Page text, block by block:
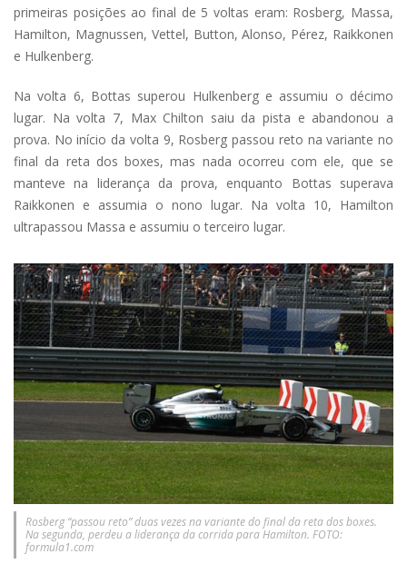
primeiras posições ao final de 5 voltas eram: Rosberg, Massa,
Hamilton, Magnussen, Vettel, Button, Alonso, Pérez, Raikkonen
e Hulkenberg.
Na volta 6, Bottas superou Hulkenberg e assumiu o décimo
lugar. Na volta 7, Max Chilton saiu da pista e abandonou a
prova. No início da volta 9, Rosberg passou reto na variante no
final da reta dos boxes, mas nada ocorreu com ele, que se
manteve na liderança da prova, enquanto Bottas superava
Raikkonen e assumia o nono lugar. Na volta 10, Hamilton
ultrapassou Massa e assumiu o terceiro lugar.
Rosberg “passou reto” duas vezes na variante do final da reta dos boxes.
Na segunda, perdeu a liderança da corrida para Hamilton. FOTO:
formula1.com